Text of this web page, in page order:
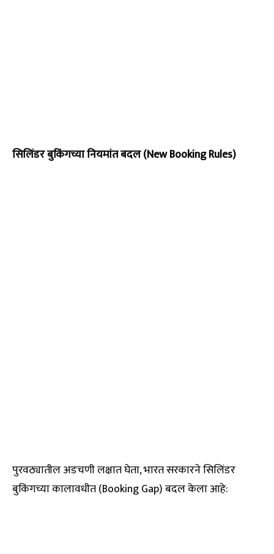
सिलिंडर बुकिंगच्या नियमांत बदल (New Booking Rules)
पुरवठ्यातील अडचणी लक्षात घेता, भारत सरकारने सिलिंडर
बुकिंगच्या कालावधीत (Booking Gap) बदल केला आहे: